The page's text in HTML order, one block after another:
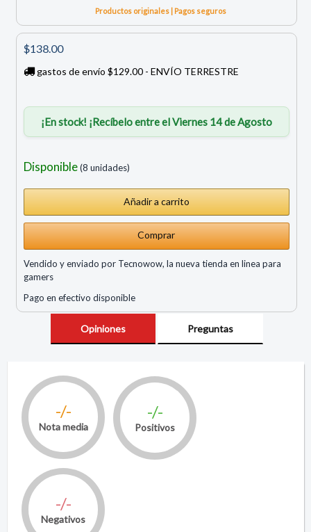
Productos originales | Pagos seguros
$138.00
gastos de envío $129.00 - ENVÍO TERRESTRE
¡En stock! ¡Recíbelo entre el Viernes 14 de Agosto
Disponible(8 unidades)
Comprar
Vendido y enviado por Tecnowow, la nueva tienda en linea para
gamers
Pago en efectivo disponible
Opiniones Preguntas
-/-
Nota media
-/-
Positivos
-/-
Negativos